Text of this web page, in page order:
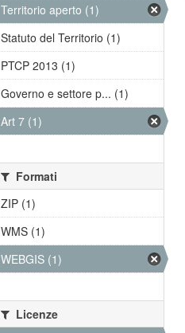
Territorio aperto (1)
Statuto del Territorio (1)
PTCP 2013 (1)
Governo e settore p... (1)
Art 7 (1)
Formati
ZIP (1)
WMS (1)
WEBGIS (1)
Licenze